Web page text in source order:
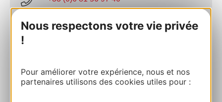
Nous respectons votre vie privée
!
Pour améliorer votre expérience, nous et nos
partenaires utilisons des cookies utiles pour :
E-mail